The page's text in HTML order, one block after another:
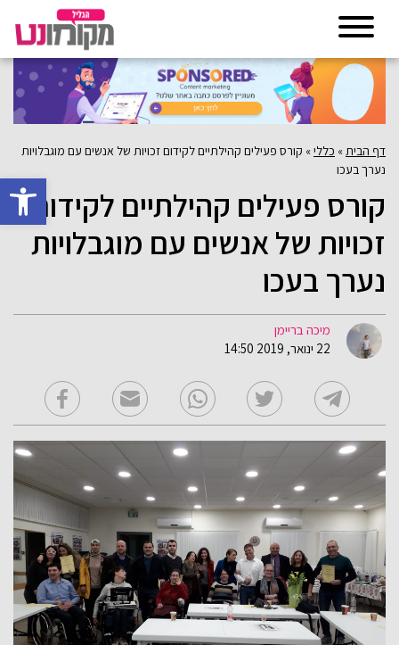
פתח
דף הבית » כללי» קורס פעילים קהילתיים לקידום זכויות של אנשים עם מוגבלויות
נערך בעכו
קורס פעילים קהילתיים לקידום
זכויות של אנשים עם מוגבלויות
נערך בעכו
מיכה בריימן
22 ינואר, 2019 14:50